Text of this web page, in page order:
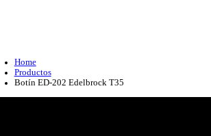
Home
Productos
Botín ED-202 Edelbrock T35